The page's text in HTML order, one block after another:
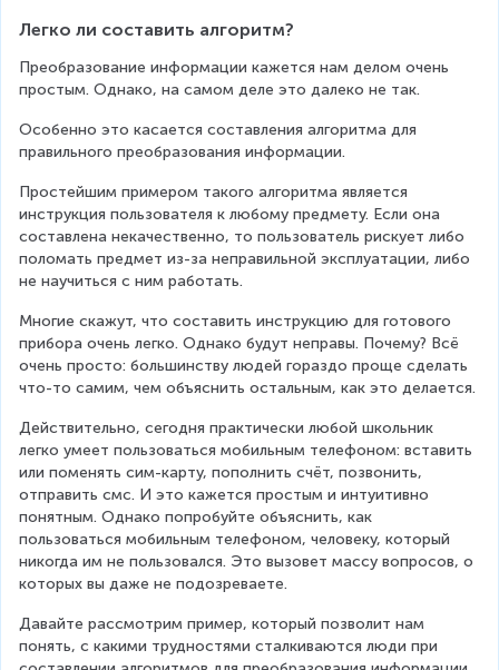
Легко ли составить алгоритм?
Преобразование информации кажется нам делом очень
простым. Однако, на самом деле это далеко не так.
Особенно это касается составления алгоритма для
правильного преобразования информации.
Простейшим примером такого алгоритма является
инструкция пользователя к любому предмету. Если она
составлена некачественно, то пользователь рискует либо
поломать предмет из-за неправильной эксплуатации, либо
не научиться с ним работать.
Многие скажут, что составить инструкцию для готового
прибора очень легко. Однако будут неправы. Почему? Всё
очень просто: большинству людей гораздо проще сделать
что-то самим, чем объяснить остальным, как это делается.
Действительно, сегодня практически любой школьник
легко умеет пользоваться мобильным телефоном: вставить
или поменять сим-карту, пополнить счёт, позвонить,
отправить смс. И это кажется простым и интуитивно
понятным. Однако попробуйте объяснить, как
пользоваться мобильным телефоном, человеку, который
никогда им не пользовался. Это вызовет массу вопросов, о
которых вы даже не подозреваете.
Давайте рассмотрим пример, который позволит нам
понять, с какими трудностями сталкиваются люди при